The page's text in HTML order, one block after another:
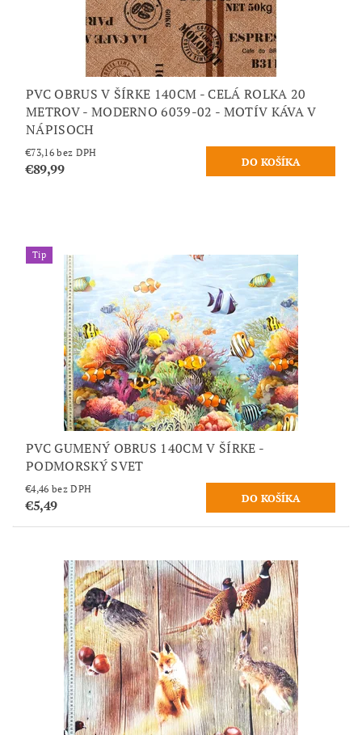
PVC OBRUS V ŠÍRKE 140CM - CELÁ ROLKA 20
METROV - MODERNO 6039-02 - MOTÍV KÁVA V
NÁPISOCH
€73,16 bez DPH
€89,99
Tip
PVC GUMENÝ OBRUS 140CM V ŠÍRKE -
PODMORSKÝ SVET
€4,46 bez DPH
€5,49